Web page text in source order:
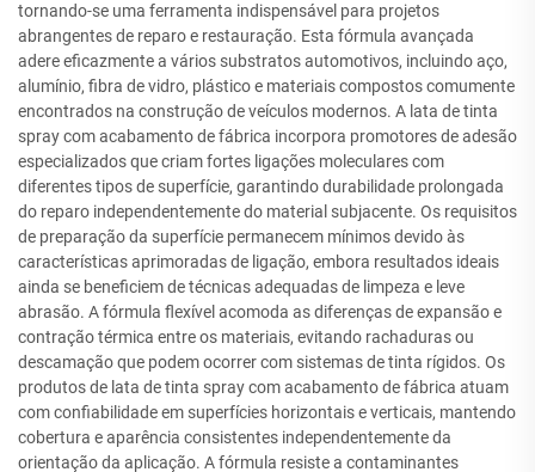
tornando-se uma ferramenta indispensável para projetos
abrangentes de reparo e restauração. Esta fórmula avançada
adere eficazmente a vários substratos automotivos, incluindo aço,
alumínio, fibra de vidro, plástico e materiais compostos comumente
encontrados na construção de veículos modernos. A lata de tinta
spray com acabamento de fábrica incorpora promotores de adesão
especializados que criam fortes ligações moleculares com
diferentes tipos de superfície, garantindo durabilidade prolongada
do reparo independentemente do material subjacente. Os requisitos
de preparação da superfície permanecem mínimos devido às
características aprimoradas de ligação, embora resultados ideais
ainda se beneficiem de técnicas adequadas de limpeza e leve
abrasão. A fórmula flexível acomoda as diferenças de expansão e
contração térmica entre os materiais, evitando rachaduras ou
descamação que podem ocorrer com sistemas de tinta rígidos. Os
produtos de lata de tinta spray com acabamento de fábrica atuam
com confiabilidade em superfícies horizontais e verticais, mantendo
cobertura e aparência consistentes independentemente da
orientação da aplicação. A fórmula resiste a contaminantes